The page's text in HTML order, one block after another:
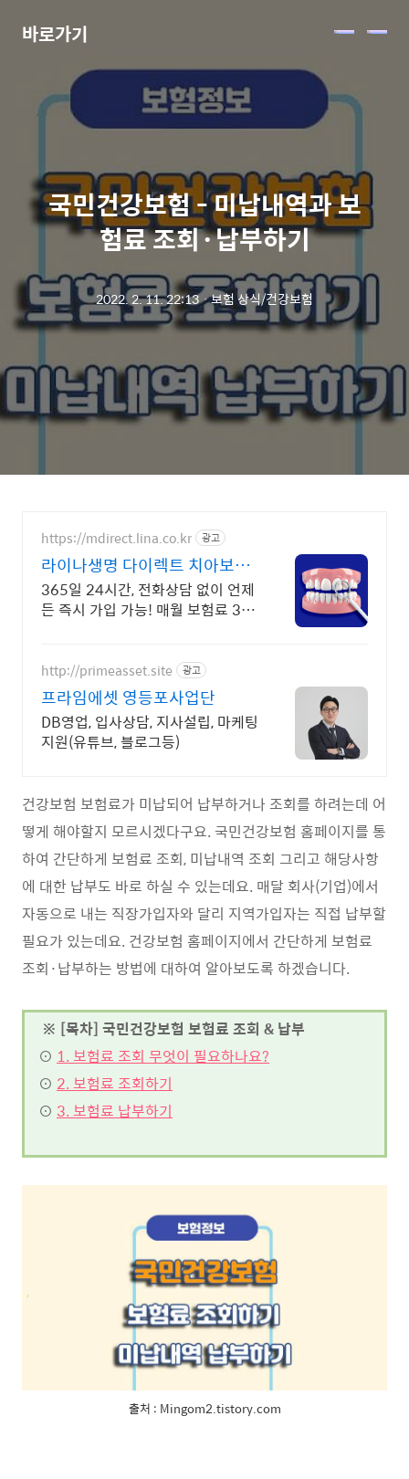
바로가기 메
국민건강보험 - 미납내역과 보
험료 조회·납부하기
2022. 2. 11. 22:13ㆍ보험 상식/건강보험
https://mdirect.lina.co.kr 광고
라이나생명 다이렉트 치아보험
최대 3만원 상품권 증정
365일 24시간, 전화상담 없이 언제
든 즉시 가입 가능! 매월 보험료 3%
http://primeasset.site 광고
프라임에셋 영등포사업단
DB영업, 입사상담, 지사설립, 마케팅
지원(유튜브, 블로그등)
건강보험 보험료가 미납되어 납부하거나 조회를 하려는데 어
떻게 해야할지 모르시겠다구요. 국민건강보험 홈페이지를 통
하여 간단하게 보험료 조회, 미납내역 조회 그리고 해당사항
에 대한 납부도 바로 하실 수 있는데요. 매달 회사(기업)에서
자동으로 내는 직장가입자와 달리 지역가입자는 직접 납부할
필요가 있는데요. 건강보험 홈페이지에서 간단하게 보험료
조회·납부하는 방법에 대하여 알아보도록 하겠습니다.
※ [목차] 국민건강보험 보험료 조회 & 납부
⊙ 1. 보험료 조회 무엇이 필요하나요?
⊙ 2. 보험료 조회하기
⊙ 3. 보험료 납부하기
출처 : Mingom2.tistory.com